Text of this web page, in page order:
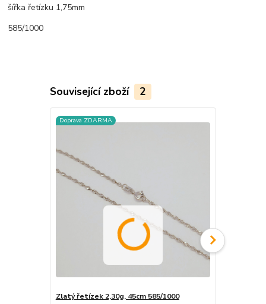
šířka řetízku 1,75mm
585/1000
Související zboží 2
Doprava ZDARMA
Zlatý řetízek 2,30g, 45cm 585/1000